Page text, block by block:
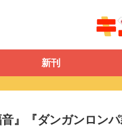
新刊
』『ダンガンロン